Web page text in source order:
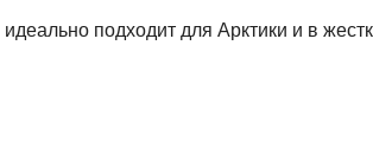
подходит для Арктики и в